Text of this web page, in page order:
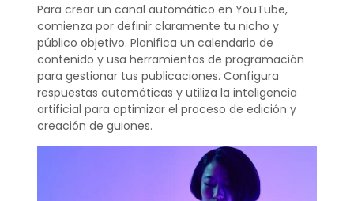
Para crear un canal automático en YouTube,
comienza por definir claramente tu nicho y
público objetivo. Planifica un calendario de
contenido y usa herramientas de programación
para gestionar tus publicaciones. Configura
respuestas automáticas y utiliza la inteligencia
artificial para optimizar el proceso de edición y
creación de guiones.